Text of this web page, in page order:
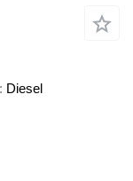
Diesel